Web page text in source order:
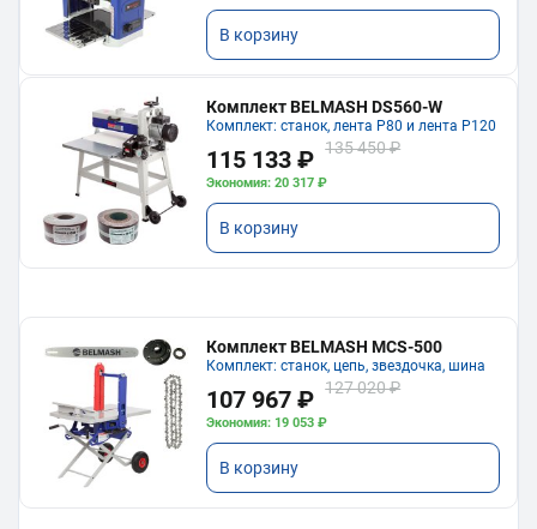
В корзину
Комплект BELMASH DS560-W
Комплект: станок, лента P80 и лента P120
115 133 ₽ 135 450 ₽
Экономия: 20 317 ₽
В корзину
Комплект BELMASH MCS-500
Комплект: станок, цепь, звездочка, шина
107 967 ₽ 127 020 ₽
Экономия: 19 053 ₽
В корзину